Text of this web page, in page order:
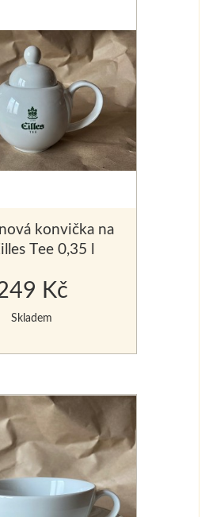
konvička na
Tee 0,35 l
Kč
Skladem